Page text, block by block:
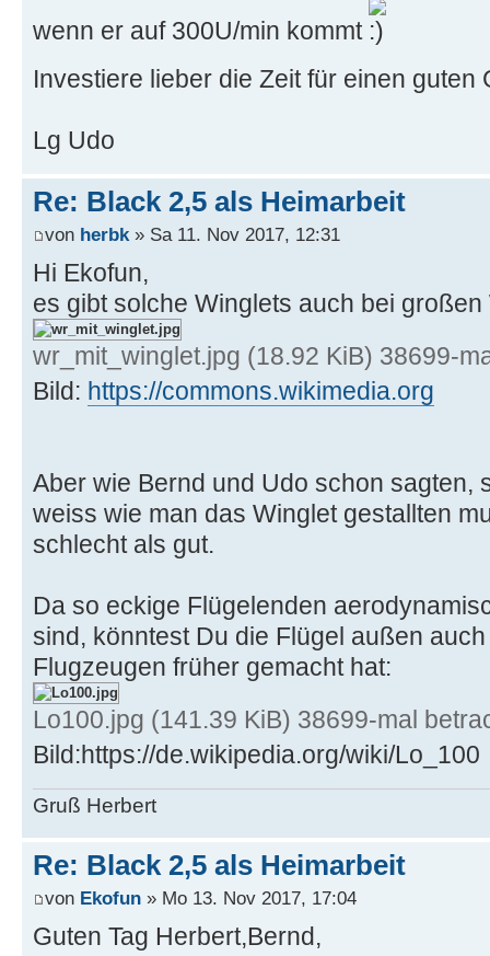
wenn er auf 300U/min kommt
Investiere lieber die Zeit für einen guten
Lg Udo
Re: Black 2,5 als Heimarbeit
von herbk » Sa 11. Nov 2017, 12:31
Hi Ekofun,
es gibt solche Winglets auch bei
wr_mit_winglet.jpg (18.92 KiB) 38699-
Bild: https://commons.wikimedia.org
Aber wie Bernd und Udo schon sagten,
weiss wie man das Winglet gestallten
schlecht als gut.
Da so eckige Flügelenden
sind, könntest Du die Flügel außen
Flugzeugen früher gemacht hat:
Lo100.jpg (141.39 KiB) 38699-mal
Bild:https://de.wikipedia.org/wiki/Lo_100
Gruß Herbert
Re: Black 2,5 als Heimarbeit
von Ekofun » Mo 13. Nov 2017, 17:04
Guten Tag Herbert,Bernd,